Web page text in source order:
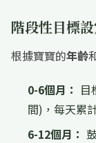
階段性目標
根據寶寶的年齡
0-6個月： 目
間)，每天累
6-12個月：